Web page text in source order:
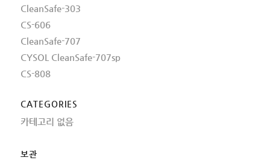
CleanSafe-303
CS-606
CleanSafe-707
CYSOL CleanSafe-707sp
CS-808
CATEGORIES
카테고리 없음
보관